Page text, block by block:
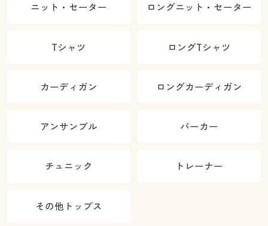
ニット・セーター ロングニット・セーター
Tシャツ ロングTシャツ
カーディガン ロングカーディガン
アンサンブル パーカー
チュニック トレーナー
その他トップス